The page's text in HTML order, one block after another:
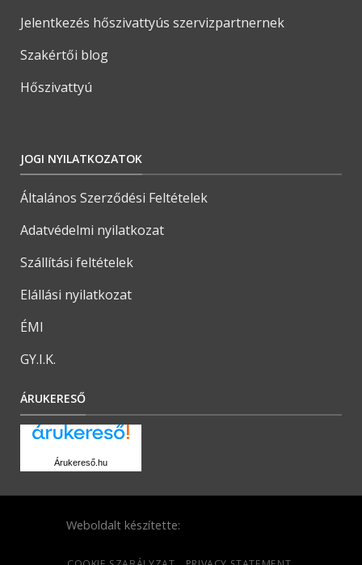
Jelentkezés hőszivattyús szervizpartnernek
Szakértői blog
Hőszivattyú
JOGI NYILATKOZATOK
Általános Szerződési Feltételek
Adatvédelmi nyilatkozat
Szállítási feltételek
Elállási nyilatkozat
ÉMI
GY.I.K.
ÁRUKERESŐ
Árukereső.hu
Weboldalt készítette: